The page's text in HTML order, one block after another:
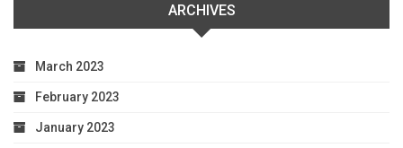
ARCHIVES
March 2023
February 2023
January 2023